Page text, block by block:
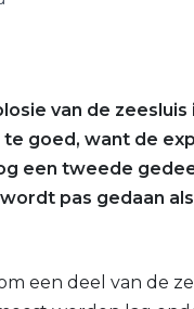
van de zeesluis
goed, want de
een tweede
pas gedaan
een deel van de